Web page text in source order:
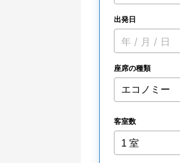
出発日
年 / 月 / 日
座席の種類
客室数